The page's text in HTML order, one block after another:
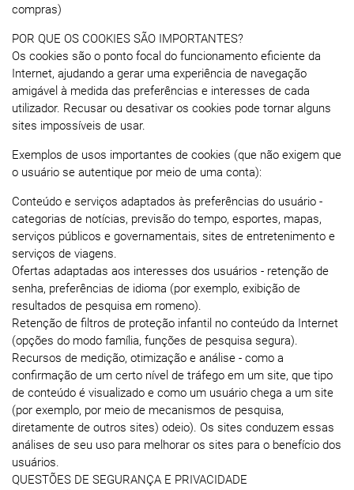
compras)
POR QUE OS COOKIES SÃO IMPORTANTES?
Os cookies são o ponto focal do funcionamento eficiente da
Internet, ajudando a gerar uma experiência de navegação
amigável à medida das preferências e interesses de cada
utilizador. Recusar ou desativar os cookies pode tornar alguns
sites impossíveis de usar.
Exemplos de usos importantes de cookies (que não exigem que
o usuário se autentique por meio de uma conta):
Conteúdo e serviços adaptados às preferências do usuário -
categorias de notícias, previsão do tempo, esportes, mapas,
serviços públicos e governamentais, sites de entretenimento e
serviços de viagens.
Ofertas adaptadas aos interesses dos usuários - retenção de
senha, preferências de idioma (por exemplo, exibição de
resultados de pesquisa em romeno).
Retenção de filtros de proteção infantil no conteúdo da Internet
(opções do modo família, funções de pesquisa segura).
Recursos de medição, otimização e análise - como a
confirmação de um certo nível de tráfego em um site, que tipo
de conteúdo é visualizado e como um usuário chega a um site
(por exemplo, por meio de mecanismos de pesquisa,
diretamente de outros sites) odeio). Os sites conduzem essas
análises de seu uso para melhorar os sites para o benefício dos
usuários.
QUESTÕES DE SEGURANÇA E PRIVACIDADE